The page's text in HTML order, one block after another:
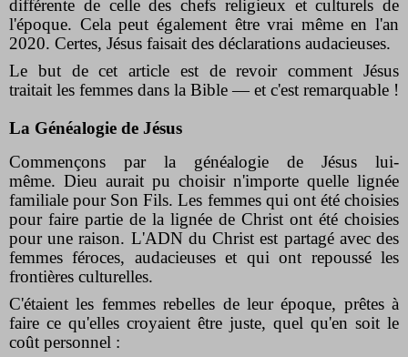
différente de celle des chefs religieux et culturels de
l'époque. Cela peut également être vrai même en l'an
2020. Certes, Jésus faisait des déclarations audacieuses.
Le but de cet article est de revoir comment Jésus
traitait les femmes dans la Bible — et c'est remarquable !
La Généalogie de Jésus
Commençons par la généalogie de Jésus lui-
même. Dieu aurait pu choisir n'importe quelle lignée
familiale pour Son Fils. Les femmes qui ont été choisies
pour faire partie de la lignée de Christ ont été choisies
pour une raison. L'ADN du Christ est partagé avec des
femmes féroces, audacieuses et qui ont repoussé les
frontières culturelles.
C'étaient les femmes rebelles de leur époque, prêtes à
faire ce qu'elles croyaient être juste, quel qu'en soit le
coût personnel :